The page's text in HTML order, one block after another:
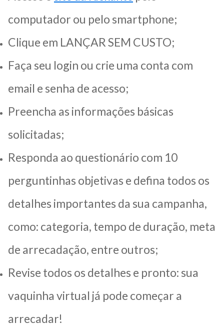
computador ou pelo smartphone;
Clique em LANÇAR SEM CUSTO;
Faça seu login ou crie uma conta com
email e senha de acesso;
Preencha as informações básicas
solicitadas;
Responda ao questionário com 10
perguntinhas objetivas e defina todos os
detalhes importantes da sua campanha,
como: categoria, tempo de duração, meta
de arrecadação, entre outros;
Revise todos os detalhes e pronto: sua
vaquinha virtual já pode começar a
arrecadar!